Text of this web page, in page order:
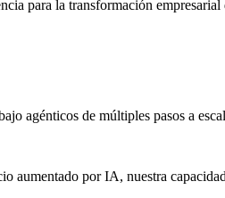
para la transformación
agénticos de múltiples pasos a
aumentado por IA, nuestra